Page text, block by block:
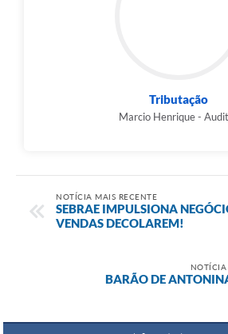
Tributação
Marcio Henrique -
NOTÍCIA MAIS RECENTE
SEBRAE IMPULSIONA
VENDAS DECOLAREM!
NOTÍCIA
BARÃO DE